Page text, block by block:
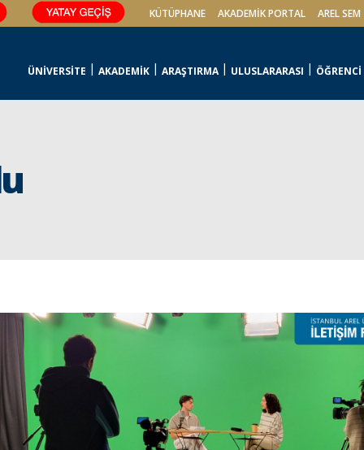
KÜTÜPHANE AKADEMİK PORTAL AREL SEM
ÜNİVERSİTE AKADEMİK ARAŞTIRMA ULUSLARARASI ÖĞRENCİ